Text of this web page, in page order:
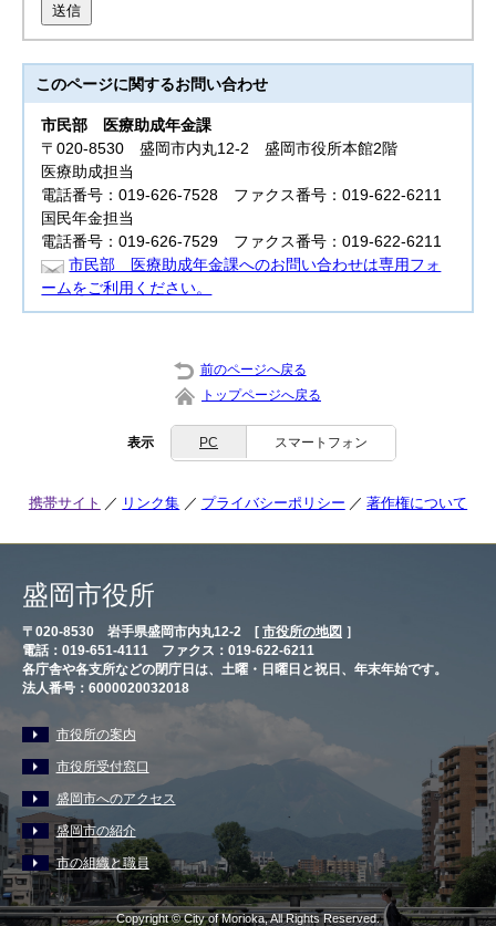
送信
このページに関するお問い合わせ
市民部
医療助成年金課
〒020-8530 盛岡市内丸12-2 盛岡市役所本館2階
医療助成担当
電話番号：019-626-7528 ファクス番号：019-622-6211
国民年金担当
電話番号：019-626-7529 ファクス番号：019-622-6211
市民部 医療助成年金課へのお問い合わせは専用フォ
ームをご利用ください。
前のページへ戻る
トップページへ戻る
表示 PC スマートフォン
携帯サイト リンク集 プライバシーポリシー 著作権について
盛岡市役所
〒020-8530 岩手県盛岡市内丸12-2 [ 市役所の地図 ］
電話：019-651-4111 ファクス：019-622-6211
各庁舎や各支所などの閉庁日は、土曜・日曜日と祝日、年末年始です。
法人番号：6000020032018
市役所の案内
市役所受付窓口
盛岡市へのアクセス
盛岡市の紹介
市の組織と職員
Copyright © City of Morioka, All Rights Reserved.